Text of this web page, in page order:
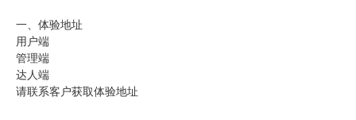
一、体验地址
用户端
管理端
达人端
请联系客户获取体验地址